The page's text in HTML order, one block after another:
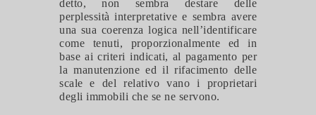
detto, non sembra destare delle
perplessità interpretative e sembra avere
una sua coerenza logica nell’identificare
come tenuti, proporzionalmente ed in
base ai criteri indicati, al pagamento per
la manutenzione ed il rifacimento delle
scale e del relativo vano i proprietari
degli immobili che se ne servono.